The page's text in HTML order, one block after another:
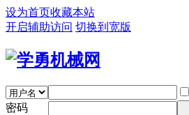
设为首页收藏本站
开启辅助访问 切换到宽版
密码